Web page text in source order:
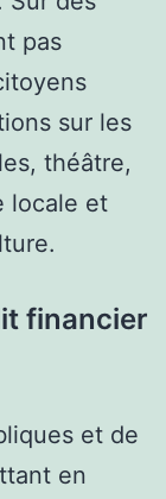
pas
sur les
théâtre,
locale et
financier
et de
en